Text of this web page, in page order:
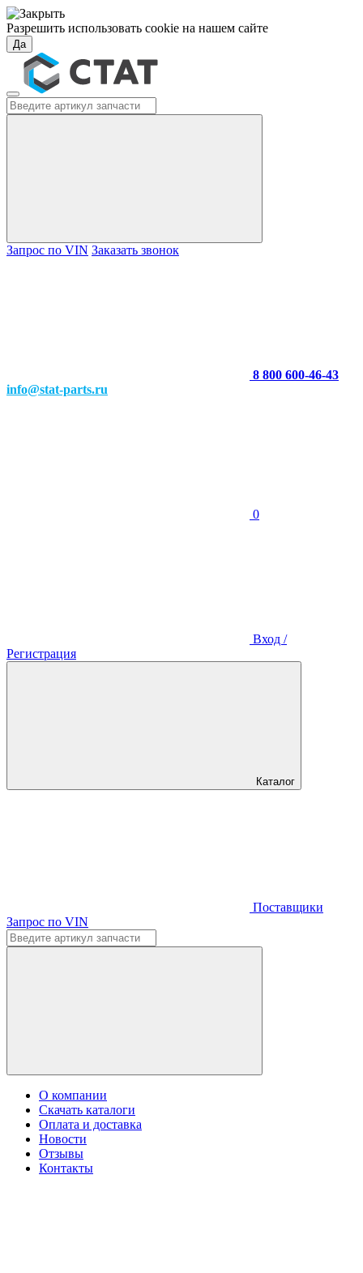
Разрешить использовать cookie на нашем сайте
Да
Запрос по VIN Заказать звонок
8 800 600-46-43
info@stat-parts.ru
0
Вход /
Регистрация
Каталог
Поставщики
Запрос по VIN
О компании
Скачать каталоги
Оплата и доставка
Новости
Отзывы
Контакты